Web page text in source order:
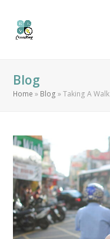
Blog
Home » Blog »Taking A